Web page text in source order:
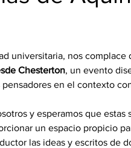
universitaria, nos complace
Chesterton, un evento
en el contexto
y esperamos que estas
un espacio propicio
las ideas y escritos de